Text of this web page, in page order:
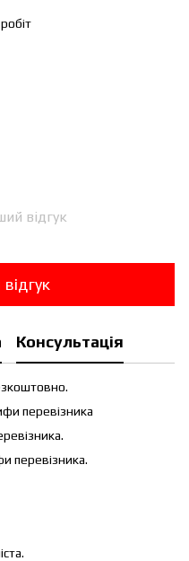
відгук
Консультація
перевізника
перевізника.